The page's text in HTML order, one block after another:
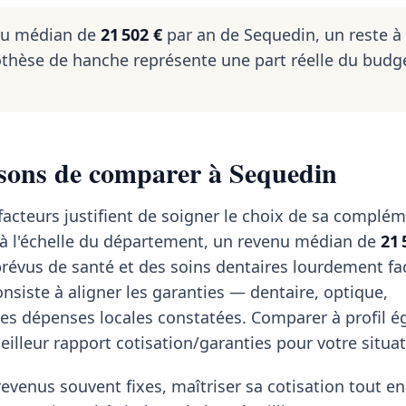
médian de 21 502 € par an de Sequedin, un reste
de hanche représente une part réelle du
de comparer à Sequedin
justifient de soigner le choix de sa
l'échelle du département, un revenu médian de 21
de santé et des soins dentaires lourdement
à aligner les garanties — dentaire, optique,
dépenses locales constatées. Comparer à profil
rapport cotisation/garanties pour votre
souvent fixes, maîtriser sa cotisation tout